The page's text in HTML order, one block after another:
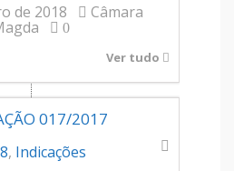
de 2018 Câmara
0
Ver tudo
017/2017
, Indicações